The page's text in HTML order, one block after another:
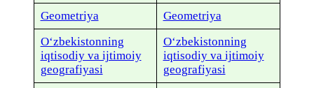
Geometriya
Geometriya
O‘zbekistonning
iqtisodiy va ijtimoiy
geografiyasi
O‘zbekistonning
iqtisodiy va ijtimoiy
geografiyasi